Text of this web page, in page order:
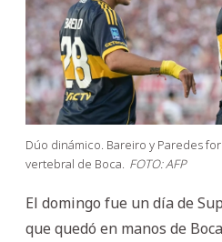
Dúo dinámico. Bareiro y Paredes
vertebral de Boca. FOTO: AFP
El domingo fue un día de
que quedó en manos de